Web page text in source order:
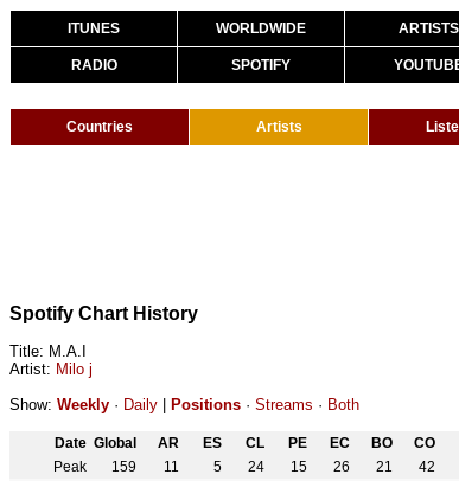
ITUNES WORLDWIDE ARTISTS
RADIO SPOTIFY
Countries Artists
Spotify Chart History
Title: M.A.I
Artist: Milo j
Show: Weekly · Daily Positions · Streams · Both
Date Global AR ES CL PE EC BO CO
Peak
159 11 5 24 15 26 21 42